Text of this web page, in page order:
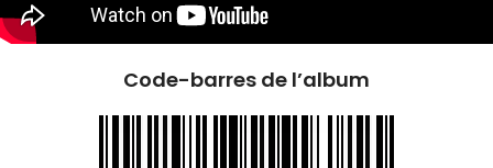
Code-barres de l’album